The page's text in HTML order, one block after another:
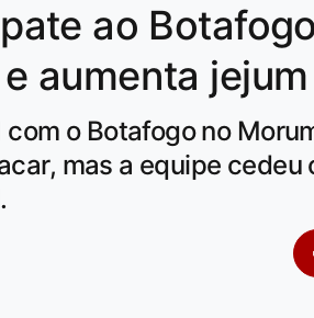
ao
aumenta jejum
com o Botafogo no
mas a equipe cedeu